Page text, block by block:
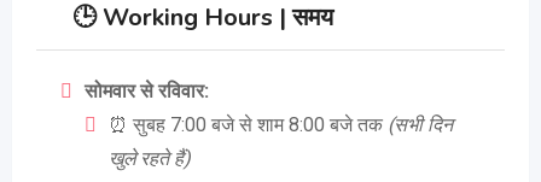
🕒Working Hours | समय
सोमवार से रविवार:
⏰ सुबह 7:00 बजे से शाम 8:00 बजे तक (सभी दिन
खुले रहते हैं)